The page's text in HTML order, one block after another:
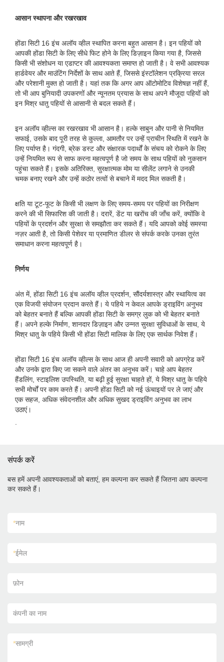
आसान स्थापना और रखरखाव
होंडा सिटी 16 इंच अलॉय व्हील स्थापित करना बहुत आसान है। इन पहियों को
आपकी होंडा सिटी के लिए सीधे फिट होने के लिए डिज़ाइन किया गया है, जिससे
किसी भी संशोधन या एडाप्टर की आवश्यकता समाप्त हो जाती है। वे सभी आवश्यक
हार्डवेयर और माउंटिंग निर्देशों के साथ आते हैं, जिससे इंस्टॉलेशन प्रक्रिया सरल
और परेशानी मुक्त हो जाती है। यहां तक ​​कि अगर आप ऑटोमोटिव विशेषज्ञ नहीं हैं,
तो भी आप बुनियादी उपकरणों और न्यूनतम प्रयास के साथ अपने मौजूदा पहियों को
इन मिश्र धातु पहियों से आसानी से बदल सकते हैं।
इन अलॉय व्हील्स का रखरखाव भी आसान है। हल्के साबुन और पानी से नियमित
सफाई, उसके बाद पूरी तरह से कुल्ला, आमतौर पर उन्हें प्राचीन स्थिति में रखने के
लिए पर्याप्त है। गंदगी, ब्रेक डस्ट और संक्षारक पदार्थों के संचय को रोकने के लिए
उन्हें नियमित रूप से साफ करना महत्वपूर्ण है जो समय के साथ पहियों को नुकसान
पहुंचा सकते हैं। इसके अतिरिक्त, सुरक्षात्मक मोम या सीलेंट लगाने से उनकी
चमक बनाए रखने और उन्हें कठोर तत्वों से बचाने में मदद मिल सकती है।
क्षति या टूट-फूट के किसी भी लक्षण के लिए समय-समय पर पहियों का निरीक्षण
करने की भी सिफारिश की जाती है। दरारें, डेंट या खरोंच की जाँच करें, क्योंकि वे
पहियों के प्रदर्शन और सुरक्षा से समझौता कर सकते हैं। यदि आपको कोई समस्या
नज़र आती है, तो किसी पेशेवर या प्रमाणित डीलर से संपर्क करके उनका तुरंत
समाधान करना महत्वपूर्ण है।
निर्णय
अंत में, होंडा सिटी 16 इंच अलॉय व्हील प्रदर्शन, सौंदर्यशास्त्र और स्थायित्व का
एक विजयी संयोजन प्रदान करते हैं। ये पहिये न केवल आपके ड्राइविंग अनुभव
को बेहतर बनाते हैं बल्कि आपकी होंडा सिटी के समग्र लुक को भी बेहतर बनाते
हैं। अपने हल्के निर्माण, शानदार डिज़ाइन और उन्नत सुरक्षा सुविधाओं के साथ, ये
मिश्र धातु के पहिये किसी भी होंडा सिटी मालिक के लिए एक सार्थक निवेश हैं।
होंडा सिटी 16 इंच अलॉय व्हील्स के साथ आज ही अपनी सवारी को अपग्रेड करें
और उनके द्वारा किए जा सकने वाले अंतर का अनुभव करें। चाहे आप बेहतर
हैंडलिंग, स्टाइलिश उपस्थिति, या बढ़ी हुई सुरक्षा चाहते हों, ये मिश्र धातु के पहिये
सभी मोर्चों पर काम करते हैं। अपनी होंडा सिटी को नई ऊंचाइयों पर ले जाएं और
एक सहज, अधिक संवेदनशील और अधिक सुखद ड्राइविंग अनुभव का लाभ
उठाएं।
संपर्क करें
बस हमें अपनी आवश्यकताओं को बताएं, हम कल्पना कर सकते हैं जितना आप कल्पना
कर सकते हैं।
*नाम
*ईमेल
फ़ोन
कंपनी का नाम
*सामग्री